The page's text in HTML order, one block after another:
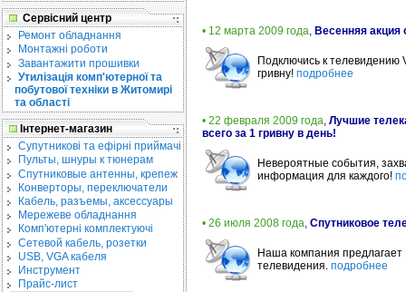
Сервісний центр
Ремонт обладнання
Монтажні роботи
Завантажити прошивки
Утилізація комп'ютерної та
побутової техніки в Житомирі
та області
Інтернет-магазин
Cупутникові та ефірні приймачі
Пульты, шнуры к тюнерам
Спутниковые антенны, крепеж
Конверторы, переключатели
Кабель, разъемы, аксессуары
Мережеве обладнання
Комп'ютерні комплектуючі
Сетевой кабель, розетки
USB, VGA кабеля
Инструмент
Прайс-лист
• 12 марта 2009 года, Весенняя акция
Подключись к телевидению
гривну! подробнее
• 22 февраля 2009 года, Лучшие
всего за 1 гривну в день!
Невероятные события,
информация для каждого!
• 26 июля 2008 года, Спутниковое
Наша компания предлагает
телевидения. подробнее